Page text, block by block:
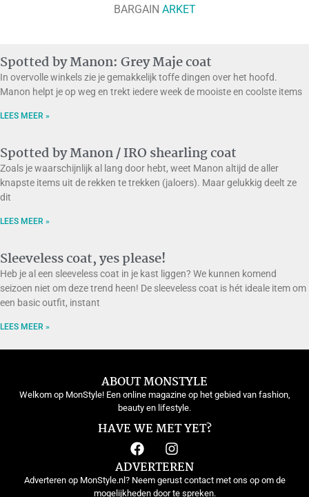
BARGAIN ARKET
Spotted by Manon: Grey Maje coat
In overvolle winkels zie je gemakkelijk toffe dingen over het hoofd.
Manon helpt je op weg en trekt iedere week de mooiste en coolste items
LEES MEER »
Spotted by Manon / IRO shearling coat
Zoals je waarschijnlijk al lang door hebt, weet Manon altijd de aller
knapste items uit de rekken te trekken (jaloers). Maar gelukkig deelt ze
dit
LEES MEER »
Sleeveless coat, yes please!
Heb je al een sleeveless coat in je kast liggen? We kunnen komend
seizoen niet om deze trend heen! De sleeveless coat is hét ideale item om
een basic outfit, instant
LEES MEER »
ABOUT MONSTYLE
Welkom op MonStyle! Een online magazine op het gebied van fashion,
beauty en lifestyle.
HAVE WE MET YET?
ADVERTEREN
Adverteren op MonStyle.nl? Neem gerust contact met ons op om de
mogelijkheden door te spreken.